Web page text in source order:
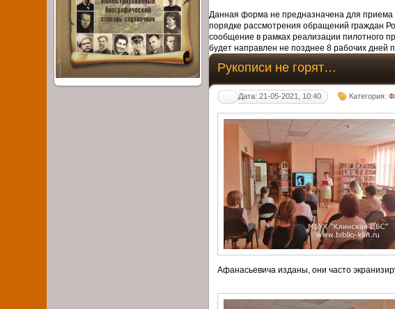
Данная форма не предназначена для
порядке рассмотрения обращений граждан
сообщение в рамках реализации пилотного
будет направлен не позднее 8 рабочих дней
Рукописи не горят…
Дата: 21-05-2021, 10:40 Категория:
Афанасьевича изданы, они часто